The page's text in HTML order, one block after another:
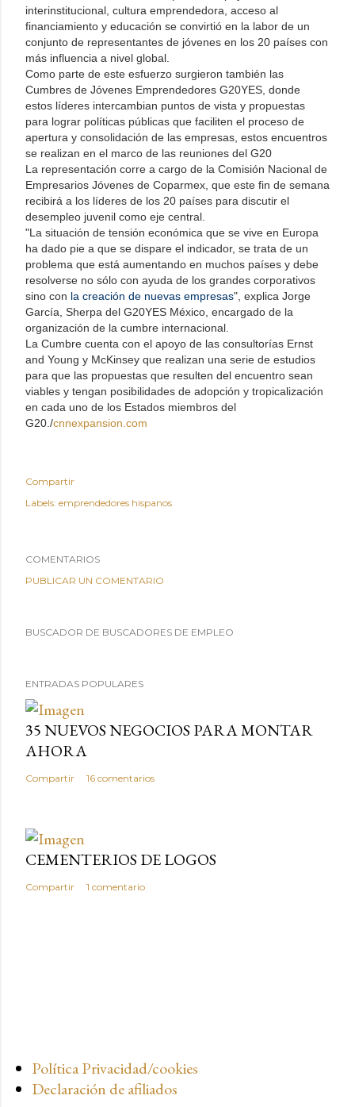
interinstitucional, cultura emprendedora, acceso al
financiamiento y educación se convirtió en la labor de un
conjunto de representantes de jóvenes en los 20 países con
más influencia a nivel global.
Como parte de este esfuerzo surgieron también las
Cumbres de Jóvenes Emprendedores G20YES, donde
estos líderes intercambian puntos de vista y propuestas
para lograr políticas públicas que faciliten el proceso de
apertura y consolidación de las empresas, estos encuentros
se realizan en el marco de las reuniones del G20
La representación corre a cargo de la Comisión Nacional de
Empresarios Jóvenes de Coparmex, que este fin de semana
recibirá a los líderes de los 20 países para discutir el
desempleo juvenil como eje central.
"La situación de tensión económica que se vive en Europa
ha dado pie a que se dispare el indicador, se trata de un
problema que está aumentando en muchos países y debe
resolverse no sólo con ayuda de los grandes corporativos
sino con la creación de nuevas empresas", explica Jorge
García, Sherpa del G20YES México, encargado de la
organización de la cumbre internacional.
La Cumbre cuenta con el apoyo de las consultorías Ernst
and Young y McKinsey que realizan una serie de estudios
para que las propuestas que resulten del encuentro sean
viables y tengan posibilidades de adopción y tropicalización
en cada uno de los Estados miembros del
G20./cnnexpansion.com
Compartir
Labels: emprendedores hispanos
COMENTARIOS
PUBLICAR UN COMENTARIO
BUSCADOR DE BUSCADORES DE EMPLEO
ENTRADAS POPULARES
35 NUEVOS NEGOCIOS PARA MONTAR
AHORA
Compartir 16 comentarios
CEMENTERIOS DE LOGOS
Compartir 1 comentario
Política Privacidad/cookies
Declaración de afiliados